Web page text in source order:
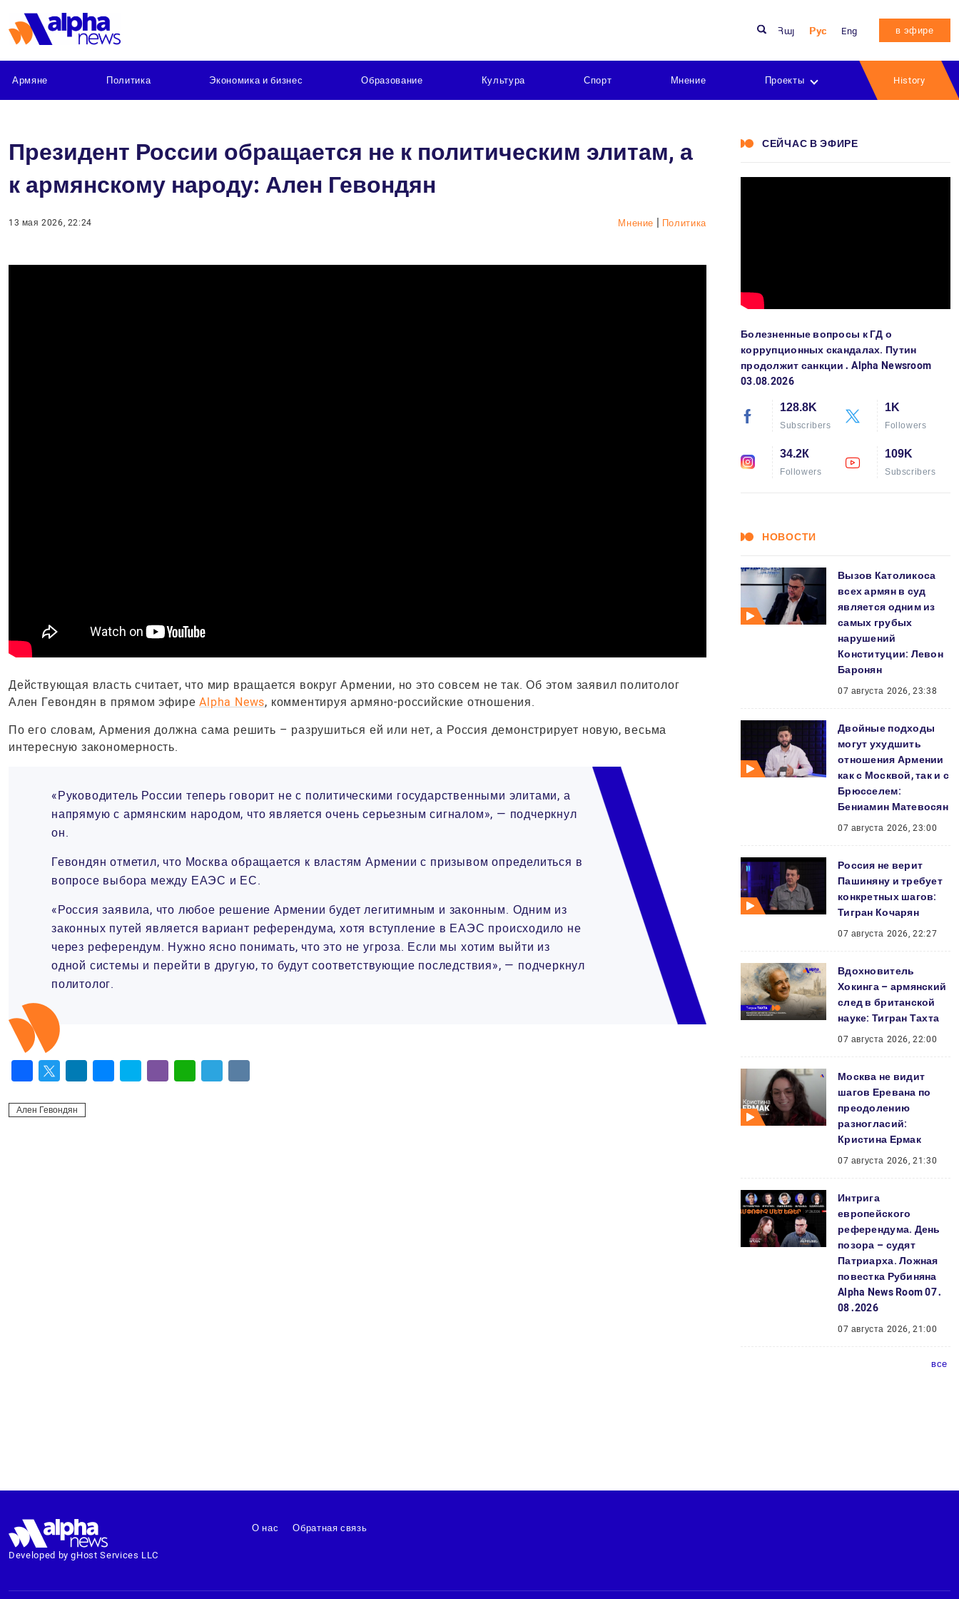
Հայ Рус Eng в эфире
Армяне Политика Экономика и бизнес Образование Культура Спорт Мнение Проекты History
Президент России обращается не к политическим элитам, а
к армянскому народу: Ален Гевондян
13 мая 2026, 22:24 Мнение | Политика
Действующая власть считает, что мир вращается вокруг Армении, но это совсем не так. Об этом заявил политолог
Ален Гевондян в прямом эфиреAlpha News, комментируя армяно-российские отношения.
По его словам, Армения должна сама решить – разрушиться ей или нет, а Россия демонстрирует новую, весьма
интересную закономерность.
«Руководитель России теперь говорит не с политическими государственными элитами, а
напрямую с армянским народом, что является очень серьезным сигналом», — подчеркнул
он.
Гевондян отметил, что Москва обращается к властям Армении с призывом определиться в
вопросе выбора между ЕАЭС и ЕС.
«Россия заявила, что любое решение Армении будет легитимным и законным. Одним из
законных путей является вариант референдума, хотя вступление в ЕАЭС происходило не
через референдум. Нужно ясно понимать, что это не угроза. Если мы хотим выйти из
одной системы и перейти в другую, то будут соответствующие последствия», — подчеркнул
политолог.
Ален Гевондян
СЕЙЧАС В ЭФИРЕ
Болезненные вопросы к ГД о
коррупционных скандалах. Путин
продолжит санкции․ Alpha Newsroom
03.08.2026
128.8K
Subscribers
1K
Followers
34.2К
Followers
109K
Subscribers
НОВОСТИ
Вызов Католикоса
всех армян в суд
является одним из
самых грубых
нарушений
Конституции: Левон
Баронян
07 августа 2026, 23:38
Двойные подходы
могут ухудшить
отношения Армении
как с Москвой, так и с
Брюсселем:
Бениамин Матевосян
07 августа 2026, 23:00
Россия не верит
Пашиняну и требует
конкретных шагов:
Тигран Кочарян
07 августа 2026, 22:27
Вдохновитель
Хокинга – армянский
след в британской
науке: Тигран Тахта
07 августа 2026, 22:00
Москва не видит
шагов Еревана по
преодолению
разногласий:
Кристина Ермак
07 августа 2026, 21:30
Интрига
европейского
референдума. День
позора – судят
Патриарха. Ложная
повестка Рубиняна
Alpha News Room 07․
08․2026
07 августа 2026, 21:00
все
Developed by gHost Services LLC
О нас Обратная связь